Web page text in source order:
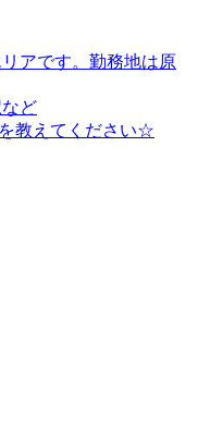
アです。勤務地は原
ど
教えてください☆